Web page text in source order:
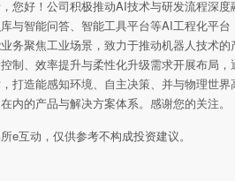
您好！公司积极推动AI技术与研发流程深
与智能问答、智能工具平台等AI工程化平
务聚焦工业场景，致力于推动机器人技术
制、效率提升与柔性化升级需求开展布局
打造能感知环境、自主决策、并与物理世
内的产品与解决方案体系。感谢您的关注。
e互动，仅供参考不构成投资建议。